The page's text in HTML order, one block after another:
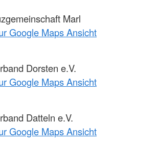
Marl
Google Maps Ansicht
Dorsten e.V.
Google Maps Ansicht
Datteln e.V.
Google Maps Ansicht